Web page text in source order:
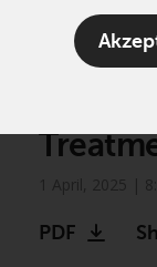
Der
oder
Asset
PDF